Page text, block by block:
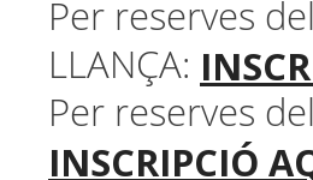
Per reserves
LLANÇA:
Per reserves
INSCRIPCIÓ